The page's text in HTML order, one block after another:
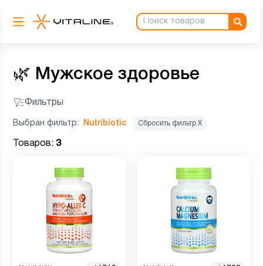
🌿 Мужское здоровье
Фильтры
Выбран фильтр: Nutribiotic Сбросить фильтр Х
Товаров: 3